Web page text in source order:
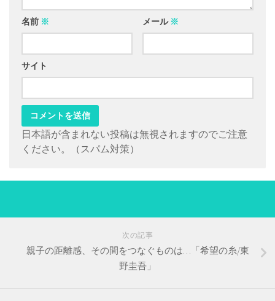
名前 ※ メール ※
サイト
日本語が含まれない投稿は無視されますのでご注意
ください。（スパム対策）
次の記事
親子の距離感、その間をつなぐものは…「希望の糸/東
野圭吾」